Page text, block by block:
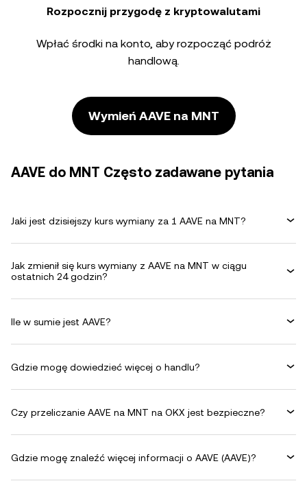
Rozpocznij przygodę z kryptowalutami
Wpłać środki na konto, aby rozpocząć podróż
handlową.
Wymień AAVE na MNT
AAVE do MNT Często zadawane pytania
Jaki jest dzisiejszy kurs wymiany za 1 AAVE na MNT?
Jak zmienił się kurs wymiany z AAVE na MNT w ciągu
ostatnich 24 godzin?
Ile w sumie jest AAVE?
Gdzie mogę dowiedzieć więcej o handlu?
Czy przeliczanie AAVE na MNT na OKX jest bezpieczne?
Gdzie mogę znaleźć więcej informacji o AAVE (AAVE)?